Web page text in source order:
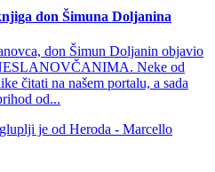
don Šimuna Doljanina
don Šimun Doljanin objavio
Neke od
čitati na našem portalu, a sada
od...